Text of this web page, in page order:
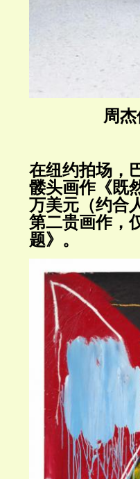
周
在纽约拍场，
髅头画作《既
万美元（约合
第二贵画作，
题》。